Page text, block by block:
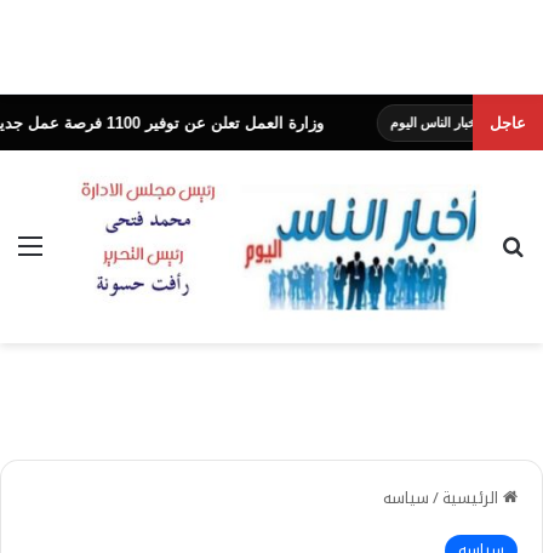
عاجل
اليوم وزارة العمل تعلن عن توفير 1100 فرصة عمل جديدة بشركة النساجون الشرقيون
بحث عن
الرئيسية/سياسه